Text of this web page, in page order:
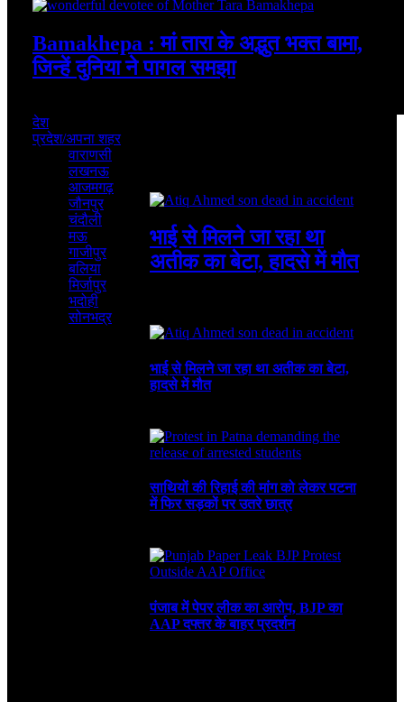
Bamakhepa : मां तारा के अद्भुत भक्त बामा,
जिन्हें दुनिया ने पागल समझा
देश
प्रदेश/अपना शहर
वाराणसी
लखनऊ
आजमगढ़
जौनपुर
चंदौली
मऊ
गाजीपुर
बलिया
मिर्जापुर
भदोही
सोनभद्र
भाई से मिलने जा रहा था
अतीक का बेटा, हादसे में मौत
भाई से मिलने जा रहा था अतीक का बेटा,
हादसे में मौत
साथियों की रिहाई की मांग को लेकर पटना
में फिर सड़कों पर उतरे छात्र
पंजाब में पेपर लीक का आरोप, BJP का
AAP दफ्तर के बाहर प्रदर्शन